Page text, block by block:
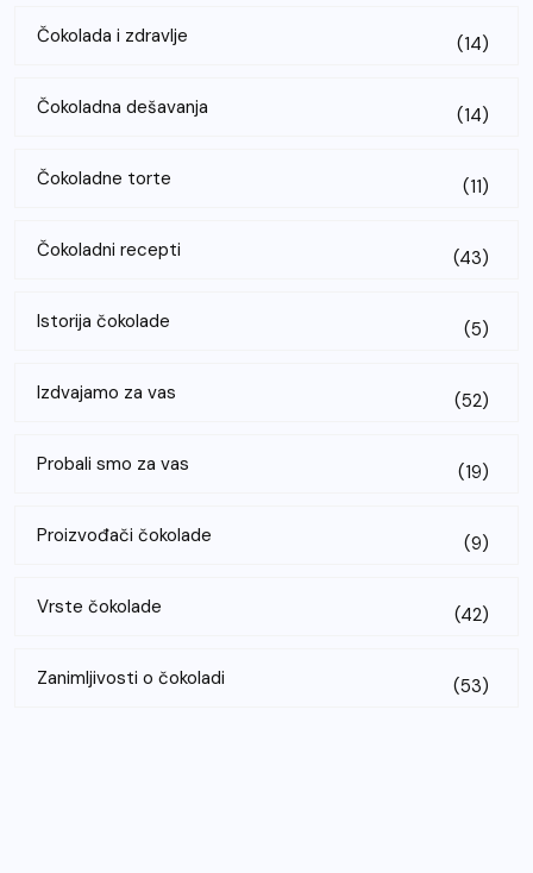
Čokolada i zdravlje (14)
Čokoladna dešavanja (14)
Čokoladne torte (11)
Čokoladni recepti (43)
Istorija čokolade (5)
Izdvajamo za vas (52)
Probali smo za vas (19)
Proizvođači čokolade (9)
Vrste čokolade (42)
Zanimljivosti o čokoladi (53)